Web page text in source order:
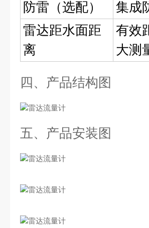
防雷（选配）
集成
雷达距水面距
离
有效
大测
四、产品结构图
五、产品安装图